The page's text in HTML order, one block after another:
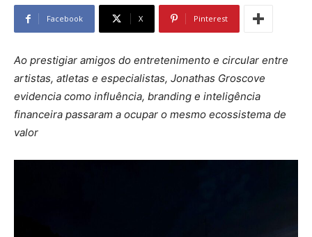
Facebook X Pinterest
Ao prestigiar amigos do entretenimento e circular entre
artistas, atletas e especialistas, Jonathas Groscove
evidencia como influência, branding e inteligência
financeira passaram a ocupar o mesmo ecossistema de
valor